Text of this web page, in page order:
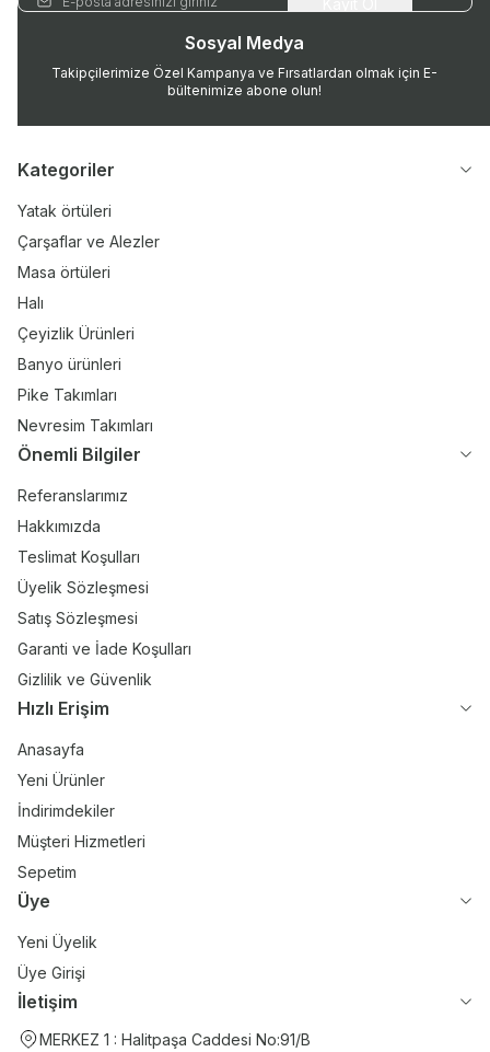
Sosyal Medya
Takipçilerimize Özel Kampanya ve Fırsatlardan olmak için E-
bültenimize abone olun!
Kategoriler
Yatak örtüleri
Çarşaflar ve Alezler
Masa örtüleri
Halı
Çeyizlik Ürünleri
Banyo ürünleri
Pike Takımları
Nevresim Takımları
Önemli Bilgiler
Referanslarımız
Hakkımızda
Teslimat Koşulları
Üyelik Sözleşmesi
Satış Sözleşmesi
Garanti ve İade Koşulları
Gizlilik ve Güvenlik
Hızlı Erişim
Anasayfa
Yeni Ürünler
İndirimdekiler
Müşteri Hizmetleri
Sepetim
Üye
Yeni Üyelik
Üye Girişi
İletişim
MERKEZ 1 : Halitpaşa Caddesi No:91/B